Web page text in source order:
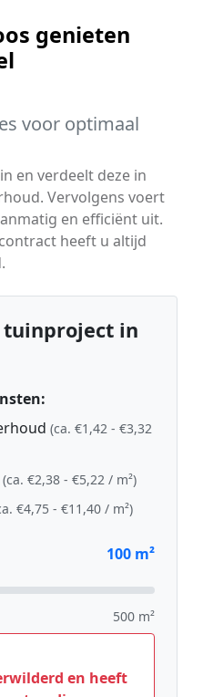
genieten
voor optimaal
en verdeelt deze in
Vervolgens voert
en efficiënt uit.
heeft u altijd
in
(ca. €1,42 - €3,32
(ca. €2,38 - €5,22 / m²)
€4,75 - €11,40 / m²)
100 m²
500 m²
en heeft